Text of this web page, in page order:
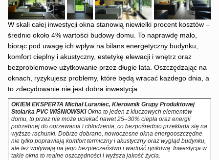
W skali całej inwestycji okna stanowią niewielki procent kosztów –
średnio około 4% wartości budowy domu. To naprawdę mało,
biorąc pod uwagę ich wpływ na bilans energetyczny budynku,
komfort cieplny i akustyczny, estetykę elewacji i wnętrz oraz
bezproblemowe użytkowanie przez długie lata. Oszczędzając na
oknach, ryzykujesz problemy, które będą wracać każdego dnia, a
to zdecydowanie nie jest dobra inwestycja.
OKIEM EKSPERTA Michał Luraniec, Kierownik Grupy Produktowej
Stolarka PVC WIŚNIOWSKI Okna to jeden z kluczowych elementów
domu, to przez nie może uciekać nawet 25–30% ciepła oraz energii
potrzebnej do ogrzewania i chłodzenia, co bezpośrednio przekłada się na
wyższe rachunki. Dobrze dobrane, nowoczesne okna energooszczędne
nie tylko poprawiają komfort termiczny i akustyczny oraz wygląd budynku,
ale też wpływają na jego bezpieczeństwo i wartość rynkową. Inwestycja w
takie okna to realne oszczędności i wyższa jakość życia.